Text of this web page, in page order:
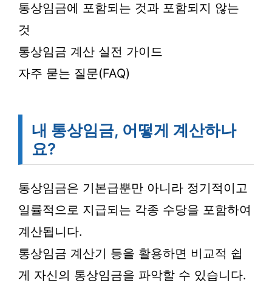
통상임금에 포함되는 것과 포함되지 않는
것
통상임금 계산 실전 가이드
자주 묻는 질문(FAQ)
내 통상임금, 어떻게 계산하나
요?
통상임금은 기본급뿐만 아니라 정기적이고
일률적으로 지급되는 각종 수당을 포함하여
계산됩니다.
통상임금 계산기 등을 활용하면 비교적 쉽
게 자신의 통상임금을 파악할 수 있습니다.